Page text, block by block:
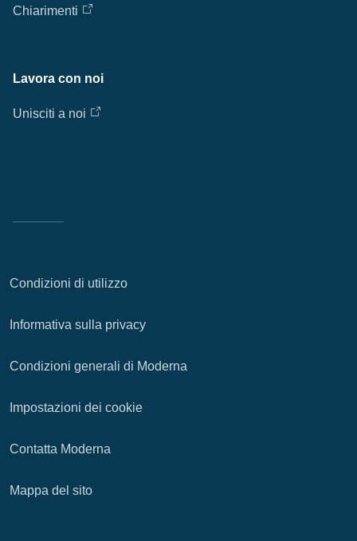
Chiarimenti
Lavora con noi
Unisciti a noi
Condizioni di utilizzo
Informativa sulla privacy
Condizioni generali di Moderna
Impostazioni dei cookie
Contatta Moderna
Mappa del sito